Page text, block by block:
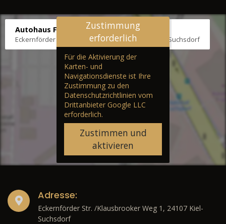
Autohaus Fräter
Eckernförder Str. /Klausbrooker Weg 1, 24107 Kiel-Suchsdorf
Zustimmung
erforderlich
Für die Aktivierung der
Karten- und
Navigationsdienste ist Ihre
Zustimmung zu den
Datenschutzrichtlinien vom
Drittanbieter Google LLC
erforderlich.
Zustimmen und
aktivieren
Adresse:
Eckernförder Str. /Klausbrooker Weg 1, 24107 Kiel-
Suchsdorf